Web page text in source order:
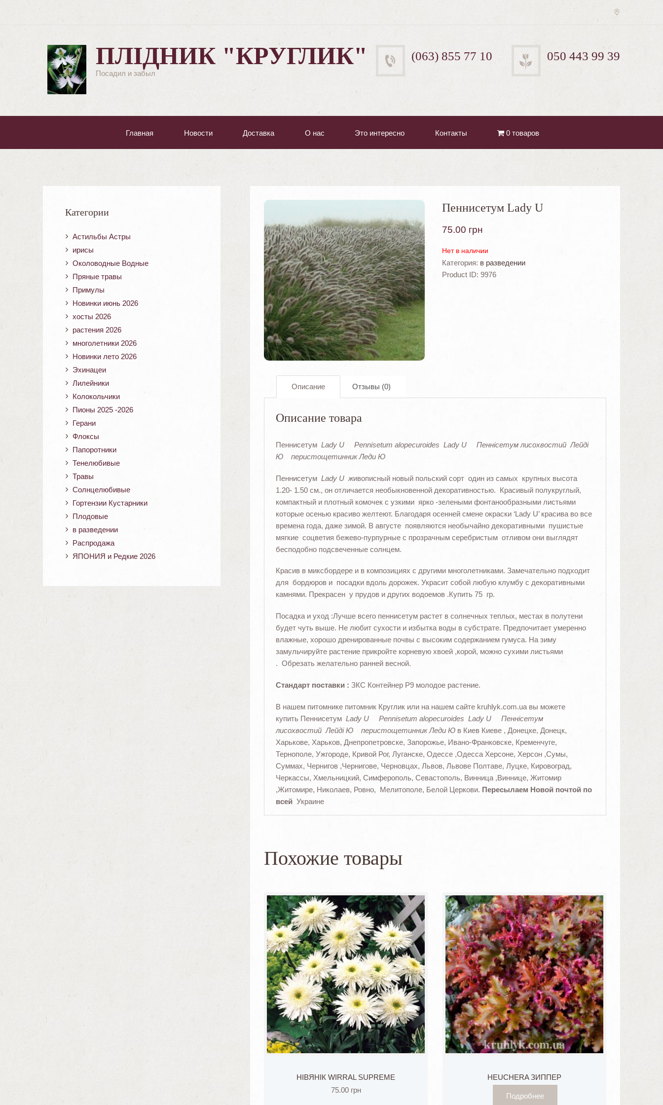
ПЛІДНИК "КРУГЛИК"
Посадил и забыл
(063) 855 77 10 050 443 99 39
Главная Новости Доставка О нас Это интересно Контакты 0 товаров
Пеннисетум Lady U
75.00 грн
Нет в наличии
Категория: в разведении
Product ID: 9976
Описание Отзывы (0)
Описание товара
Пеннисетум Lady U Pennisetum alopecuroides Lady U Пеннісетум лисохвостий Лейді
Ю перистощетинник Леди Ю
Пеннисетум Lady U живописный новый польский сорт один из самых крупных высота
1.20- 1.50 см., он отличается необыкновенной декоративностью. Красивый полукруглый,
компактный и плотный комочек с узкими ярко -зелеными фонтанообразными листьями
которые осенью красиво желтеют. Благодаря осенней смене окраски ‘Lady U’ красива во все
времена года, даже зимой. В августе появляются необычайно декоративными пушистые
мягкие соцветия бежево-пурпурные с прозрачным серебристым отливом они выглядят
бесподобно подсвеченные солнцем.
Красив в миксбордере и в композициях с другими многолетниками. Замечательно подходит
для бордюров и посадки вдоль дорожек. Украсит собой любую клумбу с декоративными
камнями. Прекрасен у прудов и других водоемов .Купить 75 гр.
Посадка и уход :Лучше всего пеннисетум растет в солнечных теплых, местах в полутени
будет чуть выше. Не любит сухости и избытка воды в субстрате. Предпочитает умеренно
влажные, хорошо дренированные почвы с высоким содержанием гумуса. На зиму
замульчируйте растение прикройте корневую хвоей ,корой, можно сухими листьями
. Обрезать желательно ранней весной.
Стандарт поставки : ЗКС Контейнер Р9 молодое растение.
В нашем питомнике питомник Круглик или на нашем сайте kruhlyk.com.ua вы можете
купить Пеннисетум Lady U Pennisetum alopecuroides Lady U Пеннісетум
лисохвостий Лейді Ю перистощетинник Леди Юв Киев Киеве , Донецке, Донецк,
Харькове, Харьков, Днепропетровске, Запорожье, Ивано-Франковске, Кременчуге,
Тернополе, Ужгороде, Кривой Рог, Луганске, Одессе ,Одесса Херсоне, Херсон ,Сумы,
Суммах, Чернигов ,Чернигове, Черновцах, Львов, Львове Полтаве, Луцке, Кировоград,
Черкассы, Хмельницкий, Симферополь, Севастополь, Винница ,Виннице, Житомир
,Житомире, Николаев, Ровно, Мелитополе, Белой Церкови. Пересылаем Новой почтой по
всейУкраине
Похожие товары
НІВЯНІК WIRRAL SUPREME
75.00 грн
HEUCHERA ЗИППЕР
Подробнее
Категории
Астильбы Астры
ирисы
Околоводные Водные
Пряные травы
Примулы
Новинки июнь 2026
хосты 2026
растения 2026
многолетники 2026
Новинки лето 2026
Эхинацеи
Лилейники
Колокольчики
Пионы 2025 -2026
Герани
Флоксы
Папоротники
Тенелюбивые
Травы
Солнцелюбивые
Гортензии Кустарники
Плодовые
в разведении
Распродажа
ЯПОНИЯ и Редкие 2026